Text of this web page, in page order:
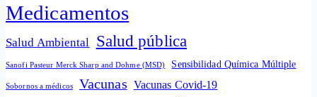
Medicamentos
Salud Ambiental Salud pública
Sanofi Pasteur Merck Sharp and Dohme (MSD) Sensibilidad Química Múltiple
Sobornos a médicos Vacunas Vacunas Covid-19